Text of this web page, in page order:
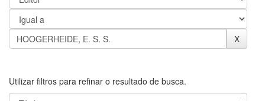
Utilizar filtros para refinar o resultado de busca.